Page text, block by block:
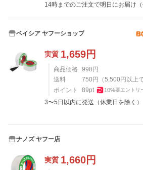
14時までのご注文で明日にお届け（
ベイシア ヤフーショップ
実質 1,659円
商品価格 998円
送料
750円 （5,500円以上
ポイント
89pt 10%要エントリ
3〜5日以内に発送（休業日を除く）
ナノズ ヤフー店
実質 1,660円